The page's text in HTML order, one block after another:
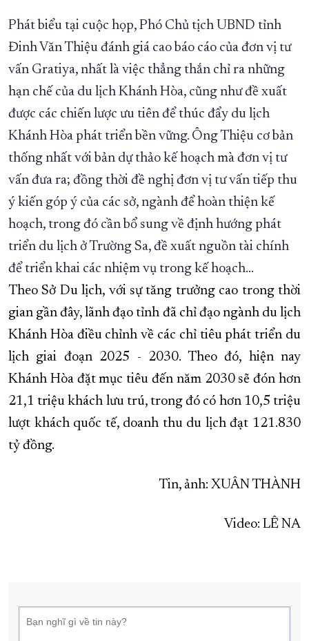
Phát biểu tại cuộc họp, Phó Chủ tịch UBND tỉnh
Đinh Văn Thiệu đánh giá cao báo cáo của đơn vị tư
vấn Gratiya, nhất là việc thẳng thắn chỉ ra những
hạn chế của du lịch Khánh Hòa, cũng như đề xuất
được các chiến lược ưu tiên để thúc đẩy du lịch
Khánh Hòa phát triển bền vững. Ông Thiệu cơ bản
thống nhất với bản dự thảo kế hoạch mà đơn vị tư
vấn đưa ra; đồng thời đề nghị đơn vị tư vấn tiếp thu
ý kiến góp ý của các sở, ngành để hoàn thiện kế
hoạch, trong đó cần bổ sung về định hướng phát
triển du lịch ở Trường Sa, đề xuất nguồn tài chính
để triển khai các nhiệm vụ trong kế hoạch…
Theo Sở Du lịch, với sự tăng trưởng cao trong thời
gian gần đây, lãnh đạo tỉnh đã chỉ đạo ngành du lịch
Khánh Hòa điều chỉnh về các chỉ tiêu phát triển du
lịch giai đoạn 2025 - 2030. Theo đó, hiện nay
Khánh Hòa đặt mục tiêu đến năm 2030 sẽ đón hơn
21,1 triệu khách lưu trú, trong đó có hơn 10,5 triệu
lượt khách quốc tế, doanh thu du lịch đạt 121.830
tỷ đồng.
Tin, ảnh: XUÂN THÀNH
Video: LÊ NA